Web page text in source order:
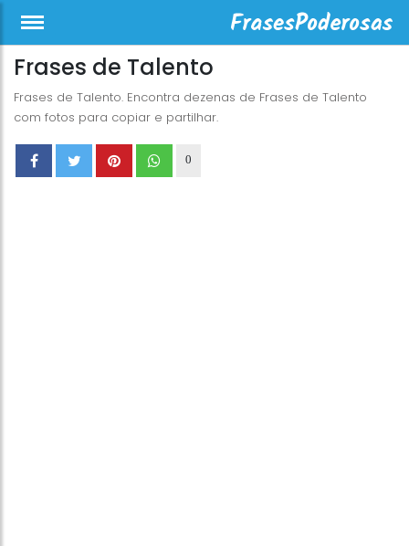
Frases de Talento
Frases de Talento. Encontra dezenas de Frases de Talento
com fotos para copiar e partilhar.
0